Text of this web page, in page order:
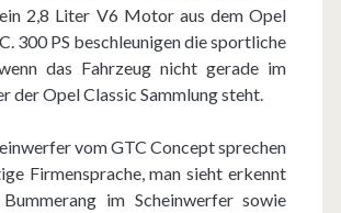
2,8 Liter V6 Motor aus dem Opel
300 PS beschleunigen die sportliche
das Fahrzeug nicht gerade im
der Opel Classic Sammlung steht.
vom GTC Concept sprechen
Firmensprache, man sieht erkennt
im Scheinwerfer sowie